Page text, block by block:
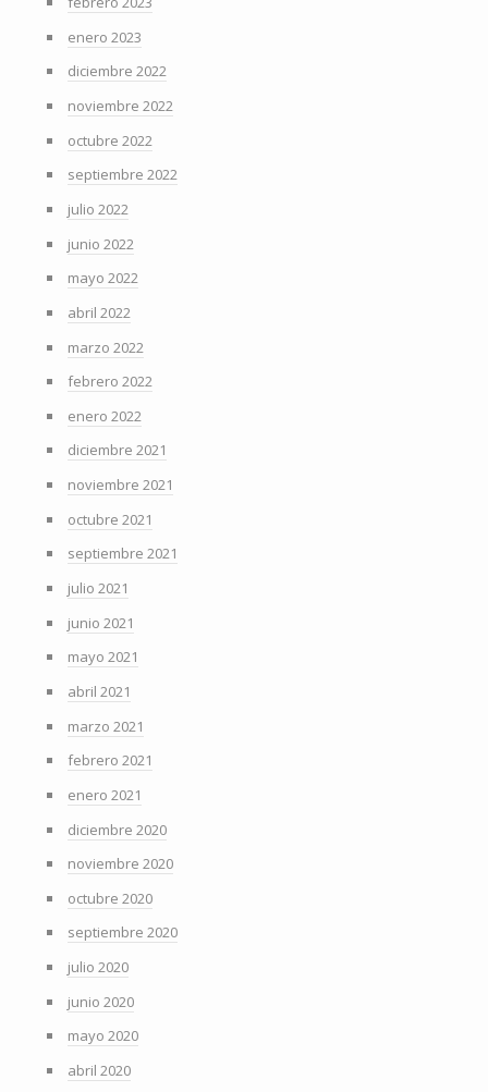
enero 2023
diciembre 2022
noviembre 2022
octubre 2022
septiembre 2022
julio 2022
junio 2022
mayo 2022
abril 2022
marzo 2022
febrero 2022
enero 2022
diciembre 2021
noviembre 2021
octubre 2021
septiembre 2021
julio 2021
junio 2021
mayo 2021
abril 2021
marzo 2021
febrero 2021
enero 2021
diciembre 2020
noviembre 2020
octubre 2020
septiembre 2020
julio 2020
junio 2020
mayo 2020
abril 2020